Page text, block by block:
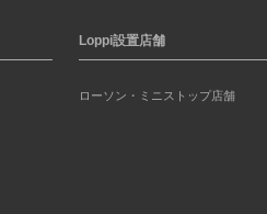
Loppi設置店舗
ローソン・ミニストップ店舗